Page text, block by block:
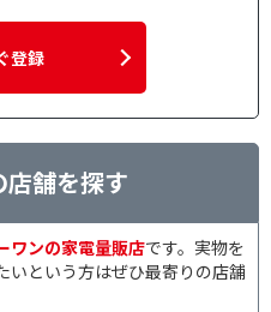
登録
店舗を探す
ワンの家電量販店です。実物を
いという方はぜひ最寄りの店舗